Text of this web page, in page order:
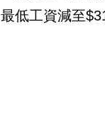
最低工資減至